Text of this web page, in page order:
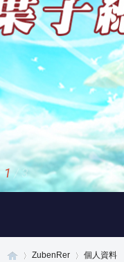
1 / 3
ZubenRer 個人資料